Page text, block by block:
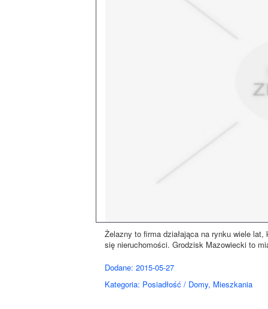
Żelazny to firma działająca na rynku wiele
się nieruchomości. Grodzisk Mazowiecki to
Dodane: 2015-05-27
Kategoria: Posiadłość / Domy, Mieszkania